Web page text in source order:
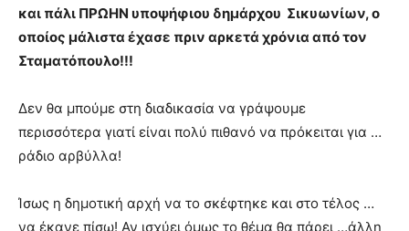
και πάλι ΠΡΩΗΝ υποψήφιου δημάρχου Σικυωνίων, ο
οποίος μάλιστα έχασε πριν αρκετά χρόνια από τον
Σταματόπουλο!!!
Δεν θα μπούμε στη διαδικασία να γράψουμε
περισσότερα γιατί είναι πολύ πιθανό να πρόκειται για …
ράδιο αρβύλλα!
Ίσως η δημοτική αρχή να το σκέφτηκε και στο τέλος …
να έκανε πίσω! Αν ισχύει όμως το θέμα θα πάρει …άλλη